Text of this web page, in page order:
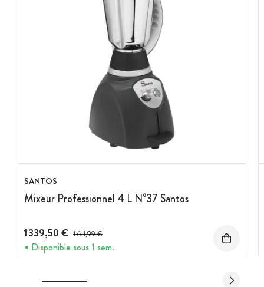
Utilisations : Le fonctionnement d'un mixeur est basé sur le
brassage et le déplacement d'un liquide à travers une hélice
(couteaux). Il est nécessaire d'avoir un minimum de liquide
pour entraîner les aliments vers les couteaux.
Système de sécurité exclusif Santosafe
Certification Long Time
SANTOS
Mixeur Professionnel 4 L N°37 Santos
1 339,50 € Prix avant réduction :
1 611,99 €
Disponible sous 1 sem.